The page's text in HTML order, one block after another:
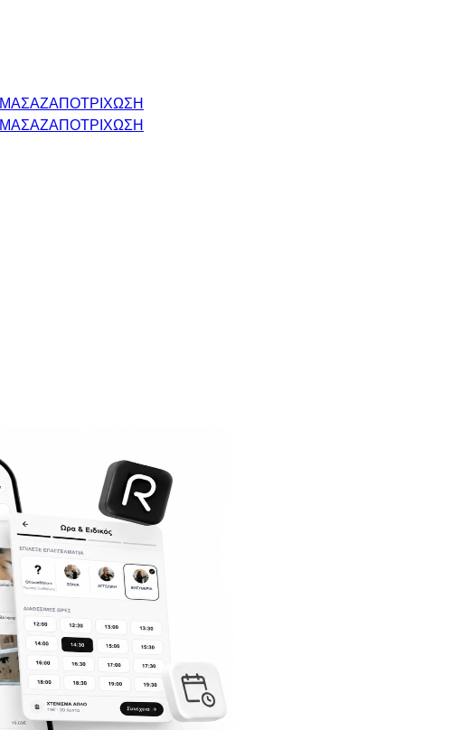
ΜΑΣΑΖΑΠΟΤΡΙΧΩΣΗ
ΜΑΣΑΖΑΠΟΤΡΙΧΩΣΗ